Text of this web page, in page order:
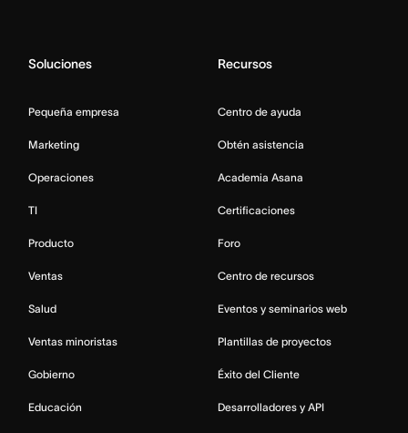
Soluciones
Pequeña empresa
Marketing
Operaciones
TI
Producto
Ventas
Salud
Ventas minoristas
Gobierno
Educación
Recursos
Centro de ayuda
Obtén asistencia
Academia Asana
Certificaciones
Foro
Centro de recursos
Eventos y seminarios web
Plantillas de proyectos
Éxito del Cliente
Desarrolladores y API